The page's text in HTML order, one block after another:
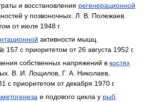
и восстановления регенерационной
у позвоночных. Л. В. Полежаев.
от июля 1948 г.
активности мышц.
с приоритетом от 26 августа 1952 г.
собственных напряжений в костях
В. И. Лощилов, Г. А. Николаев,
приоритетом от декабря 1970 г.
и подового цикла у рыб